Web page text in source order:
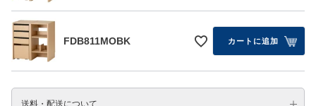
FDB811MOBK カートに追加
送料・配送について